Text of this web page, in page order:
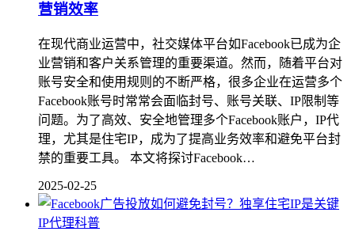
营销效率
在现代商业运营中，社交媒体平台如Facebook已成为企
业营销和客户关系管理的重要渠道。然而，随着平台对
账号安全和使用规则的不断严格，很多企业在运营多个
Facebook账号时常常会面临封号、账号关联、IP限制等
问题。为了高效、安全地管理多个Facebook账户，IP代
理，尤其是住宅IP，成为了提高业务效率和避免平台封
禁的重要工具。 本文将探讨Facebook…
2025-02-25
IP代理科普